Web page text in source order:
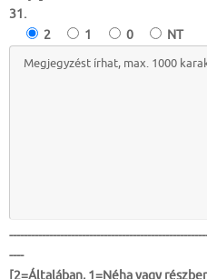
31.
2
1 0 NT
----
[2=Általában, 1=Néha vagy